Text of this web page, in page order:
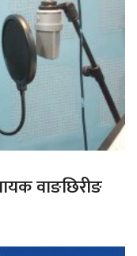
वाङछिरीङ